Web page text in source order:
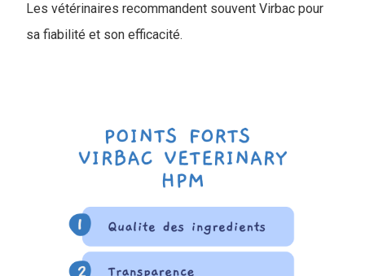
Les vétérinaires recommandent souvent Virbac pour
sa fiabilité et son efficacité.